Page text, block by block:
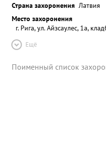
Страна захоронения Латвия
Место захоронения
г. Рига, ул. Айзсаулес, 1a,
Ещё
Поименный список